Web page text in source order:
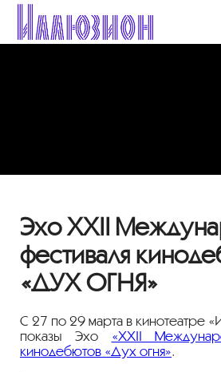
Эхо XXII
фестиваля
«ДУХ ОГНЯ»
С 27 по 29 марта в кинотеатре
показы Эхо «XXII
кинодебютов «Дух огня».